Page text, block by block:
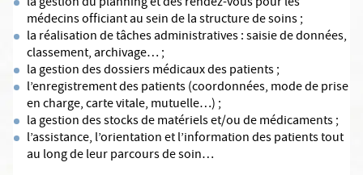
médecins officiant au sein de la structure de soins ;
la réalisation de tâches administratives : saisie de données,
classement, archivage… ;
la gestion des dossiers médicaux des patients ;
l’enregistrement des patients (coordonnées, mode de prise
en charge, carte vitale, mutuelle…) ;
la gestion des stocks de matériels et/ou de médicaments ;
l’assistance, l’orientation et l’information des patients tout
au long de leur parcours de soin…